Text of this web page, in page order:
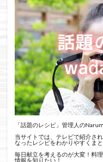
「話題のレシピ」管理人の
当サイトでは、テレビで紹介さ
なったレシピをわかりやすくまと
毎日献立を考えるのが大変！料
情報を知りたい！